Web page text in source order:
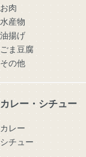
お肉
水産物
油揚げ
ごま豆腐
その他
カレー・シチュー
カレー
シチュー